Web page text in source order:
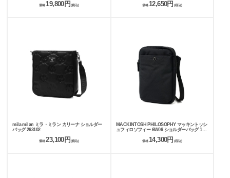
価格 19,800円 (税込) 価格12,650円 (税込)
mila milan ミラ・ミラン カリーナ ショルダー
バッグ 263102
価格 23,100円 (税込)
MACKINTOSH PHILOSOPHY マッキントッシ
ュフィロソフィー 6W06 ショルダーバッグ 1L
価格 14,300円 (税込)